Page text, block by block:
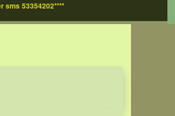
53354202****